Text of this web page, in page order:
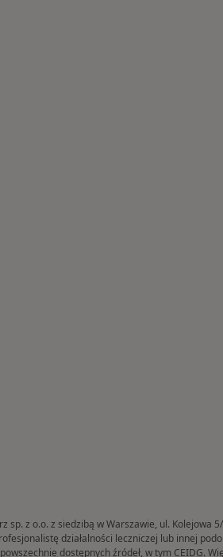
z o.o. z siedzibą w Warszawie, ul. Kolejowa
działalności leczniczej lub innej
dostępnych źródeł, w tym CEIDG.